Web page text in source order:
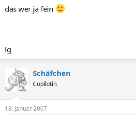
das wer ja fein
lg
Schäfchen
Copilotin
18. Januar 2007